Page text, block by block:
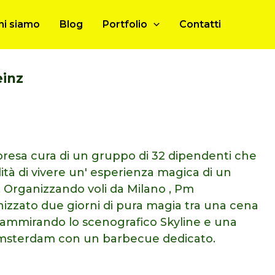
siamo Blog Portfolio Contatti
cura di un gruppo di 32 dipendenti che
di vivere un' esperienza magica di un
voli da Milano , Pm
due giorni di pura magia tra una cena
lo scenografico Skyline e una
con un barbecue dedicato.